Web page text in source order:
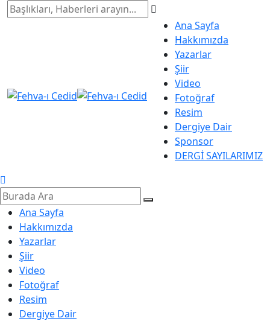
Ana Sayfa
Hakkımızda
Yazarlar
Şiir
Video
Fotoğraf
Resim
Dergiye Dair
Sponsor
DERGİ SAYILARIMIZ
Ana Sayfa
Hakkımızda
Yazarlar
Şiir
Video
Fotoğraf
Resim
Dergiye Dair